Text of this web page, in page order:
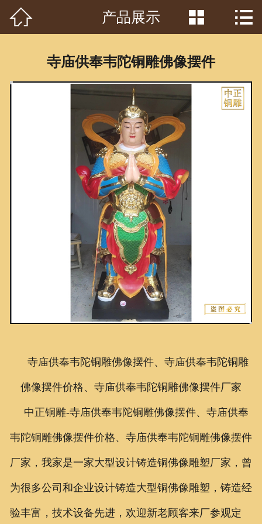
首页
产品中心
客户见证
常识问答
新闻资讯
荣誉资质
泥塑鉴赏
联系我们
 产品展示  
寺庙供奉韦陀铜雕佛像摆件
寺庙供奉韦陀铜雕佛像摆件、寺庙供奉韦陀铜雕
佛像摆件价格、寺庙供奉韦陀铜雕佛像摆件厂家
中正铜雕-寺庙供奉韦陀铜雕佛像摆件、 寺庙供奉
韦陀铜雕佛像摆件价格、 寺庙供奉韦陀铜雕佛像摆件
厂家 ，我家是一家大型设计铸造铜佛像雕塑厂家，曾
为很多公司和企业设计铸造大型铜佛像雕塑，铸造经
验丰富，技术设备先进，欢迎新老顾客来厂参观定